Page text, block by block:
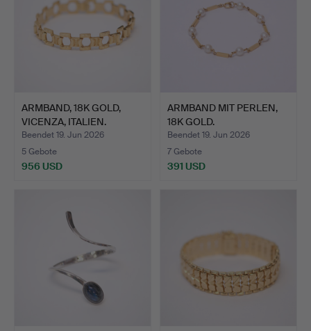
ARMBAND, 18K GOLD,
VICENZA, ITALIEN.
Beendet 19. Jun 2026
5 Gebote
956 USD
ARMBAND MIT PERLEN,
18K GOLD.
Beendet 19. Jun 2026
7 Gebote
391 USD